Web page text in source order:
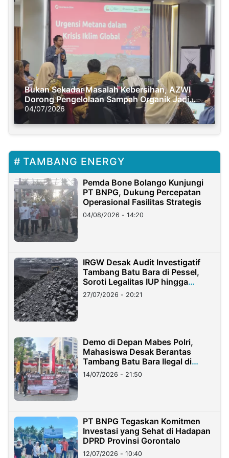
Bukan Sekadar Masalah Kebersihan, AZWI
Dorong Pengelolaan Sampah Organik Jadi
Solusi Krisis Iklim
04/07/2026
TAMBANG ENERGY
Pemda Bone Bolango Kunjungi
PT BNPG, Dukung Percepatan
Operasional Fasilitas Strategis
04/08/2026 - 14:20
IRGW Desak Audit Investigatif
Tambang Batu Bara di Pessel,
Soroti Legalitas IUP hingga
Stockpile
27/07/2026 - 20:21
Demo di Depan Mabes Polri,
Mahasiswa Desak Berantas
Tambang Batu Bara Ilegal di
Lampung
14/07/2026 - 21:50
PT BNPG Tegaskan Komitmen
Investasi yang Sehat di Hadapan
DPRD Provinsi Gorontalo
12/07/2026 - 10:40